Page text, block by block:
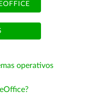
operativos